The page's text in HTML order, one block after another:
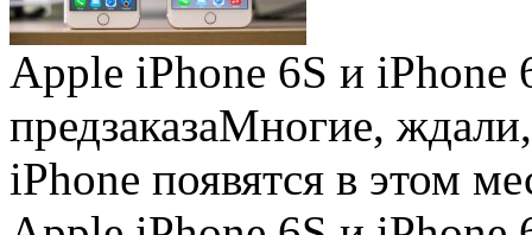
Apple iPhone 6S и iPhone
предзаказаМногие, ждали,
iPhone появятся в этом